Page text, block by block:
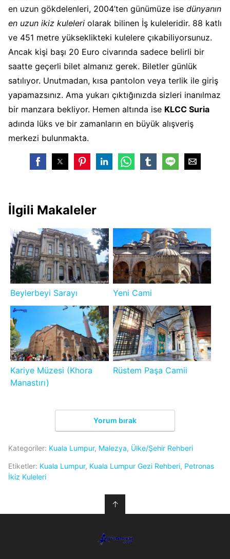
en uzun gökdelenleri, 2004’ten günümüze ise dünyanın
en uzun ikiz kuleleri olarak bilinen İş kuleleridir. 88 katlı
ve 451 metre yükseklikteki kulelere çıkabiliyorsunuz.
Ancak kişi başı 20 Euro civarında sadece belirli bir
saatte geçerli bilet almanız gerek. Biletler günlük
satılıyor. Unutmadan, kısa pantolon veya terlik ile giriş
yapamazsınız. Ama yukarı çıktığınızda sizleri inanılmaz
bir manzara bekliyor. Hemen altında ise KLCC Suria
adında lüks ve bir zamanların en büyük alışveriş
merkezi bulunmakta.
İlgili Makaleler
Beylerbeyi Sarayı Yeni Cami
Kariye Müzesi (Khora
Manastırı)
Rüstem Paşa Camii
Yorum bırak
Kategoriler: Kuala Lumpur, Malezya, Ülke/Şehir Rehberi
Etiketler: Kuala Lumpur, Kuala Lumpur Gezi Rehberi, Petronas
İkiz Kuleleri
↑